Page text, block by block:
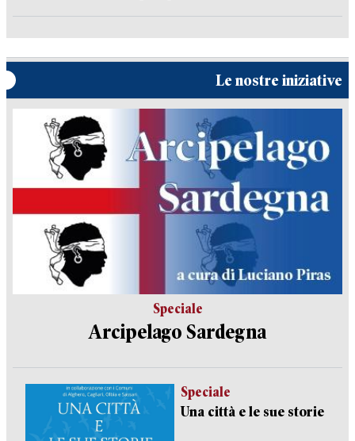
Le nostre iniziative
Speciale
Arcipelago Sardegna
Speciale
Una città e le sue storie